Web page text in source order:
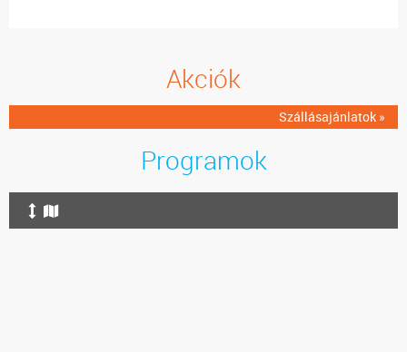
Akciók
Szállásajánlatok »
Programok